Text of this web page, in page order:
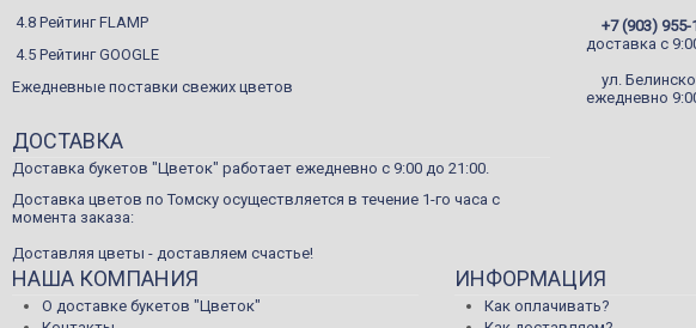
4.8 Рейтинг FLAMP
4.5 Рейтинг GOOGLE
Ежедневные поставки свежих цветов
+7 (903) 955-
доставка c
ул.
ежедневно
ДОСТАВКА
Доставка букетов "Цветок" работает ежедневно с 9:00 до 21:00.
Доставка цветов по Томску осуществляется в течение 1-го часа с
момента заказа:
Доставляя цветы - доставляем счастье!
НАША КОМПАНИЯ
О доставке букетов "Цветок"
ИНФОРМАЦИЯ
Как оплачивать?